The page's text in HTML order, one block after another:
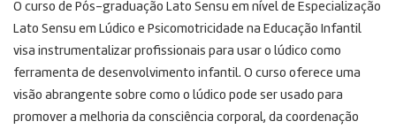
O curso de Pós-graduação Lato Sensu em nível de Especialização
Lato Sensu em Lúdico e Psicomotricidade na Educação Infantil
visa instrumentalizar profissionais para usar o lúdico como
ferramenta de desenvolvimento infantil. O curso oferece uma
visão abrangente sobre como o lúdico pode ser usado para
promover a melhoria da consciência corporal, da coordenação